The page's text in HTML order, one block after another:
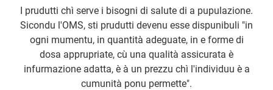
I prudutti chì serve i bisogni di salute di a pupulazione.
Sicondu l'OMS, sti prudutti devenu esse dispunibuli "in
ogni mumentu, in quantità adeguate, in e forme di
dosa apprupriate, cù una qualità assicurata è
infurmazione adatta, è à un prezzu chì l'individuu è a
cumunità ponu permette".